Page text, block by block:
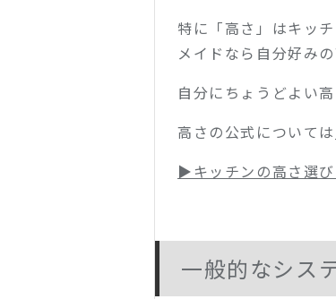
特に「高さ」はキッ
メイドなら自分好み
自分にちょうどよい
高さの公式については
▶︎キッチンの高さ選
一般的なシス